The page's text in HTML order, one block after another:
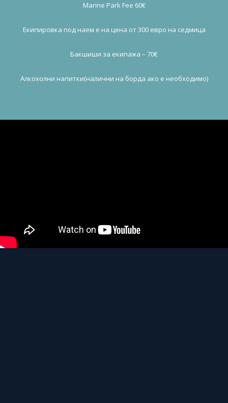
Marine Park Fee 60€
Екипировка под наем е на цена от 300 евро на седмица
Бакшиши за екипажа – 70€
Алкохолни напитки(налични на борда ако е необходимо)